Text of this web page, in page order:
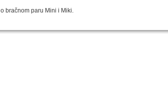
bračnom paru Mini i Miki.